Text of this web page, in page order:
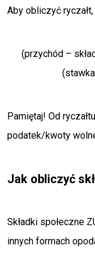
Aby obliczyć
(przychód –
Pamiętaj! Od ryczałtu
podatek/kwoty
Jak obliczyć
Składki społeczne
innych formach